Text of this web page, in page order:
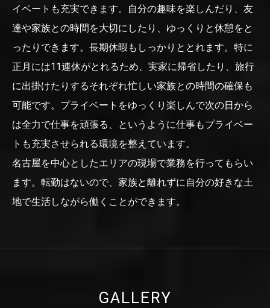
イベートも充実できます。自分の趣味を楽しんだり、友
達や家族との時間を大切にしたり、ゆっくりと休憩をと
ったりできます。長期休暇もしっかりととれます。特に
正月には11連休がとれるため、実家に帰省したり、旅行
に出掛けたりするそれぞれ忙しい家族との時間の確保も
可能です。プライベートをゆっくり楽しんで次の日から
は全力で仕事を頑張る、というように仕事もプライベー
トも充実させられる環境を整えています。
名古屋を中心としたエリアの現場で業務を行ってもらい
ます。転勤はないので、家族と離れずに自分の好きな土
地で生活しながら働くことができます。
GALLERY